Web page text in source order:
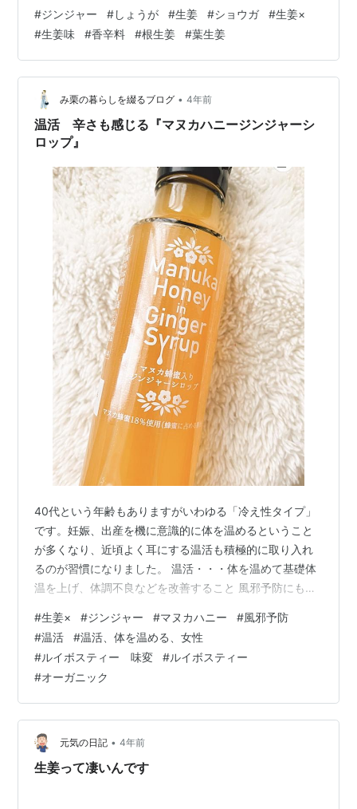
#ジンジャー #しょうが #生姜 #ショウガ #生姜×
#生姜味 #香辛料 #根生姜 #葉生姜
み栗の暮らしを綴るブログ • 4年前
温活 辛さも感じる『マヌカハニージンジャーシ
ロップ』
40代という年齢もありますがいわゆる「冷え性タイプ」
です。妊娠、出産を機に意識的に体を温めるということ
が多くなり、近頃よく耳にする温活も積極的に取り入れ
るのが習慣になりました。 温活・・・体を温めて基礎体
温を上げ、体調不良などを改善すること 風邪予防にも繋
ところ。寒い時期は朝又は寝る前に生姜湯を愛飲するよ
うになりました。特に指定はないですが、スーパーや薬
局で「生姜湯」と名の付くものを買って飲んでいます。
目次 マヌカハニージンジャーシロップ +お湯 +ルイボス
ティー マヌカハニージンジャーシロップ 生姜湯をいろい
ろ試す中で、コープで気になったマ…
#生姜× #ジンジャー #マヌカハニー #風邪予防
#温活 #温活、体を温める、女性
#ルイボスティー 味変 #ルイボスティー
#オーガニック
元気の日記 • 4年前
生姜って凄いんです